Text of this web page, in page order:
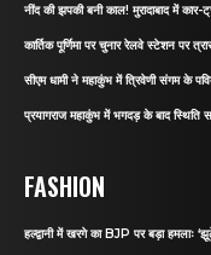
नींद की झपकी बनी काल! मुरादाबाद में
कार्तिक पूर्णिमा पर चुनार रेलवे स्टेशन पर
सीएम धामी ने महाकुंभ में त्रिवेणी संगम के
प्रयागराज महाकुंभ में भगदड़ के बाद स्थिति
FASHION
हल्द्वानी में खरगे का BJP पर बड़ा हमलाः